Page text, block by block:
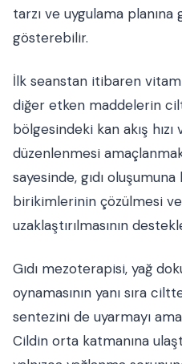
tarzı ve uygulama
gösterebilir.
İlk seanstan itibaren
diğer etken maddelerin
bölgesindeki kan akış
düzenlenmesi
sayesinde, gıdı
birikimlerinin çözülmesi
uzaklaştırılmasının
Gıdı mezoterapisi, yağ
oynamasının yanı sıra
sentezini de uyarmayı
Cildin orta katmanına